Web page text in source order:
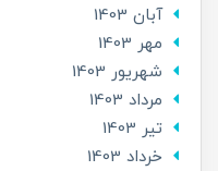
آبان 1403
مهر 1403
شهریور 1403
مرداد 1403
تير 1403
خرداد 1403